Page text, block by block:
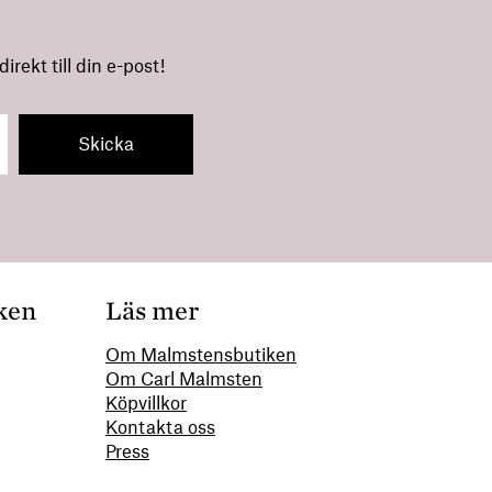
till din e-post!
Läs mer
Om Malmstensbutiken
Om Carl Malmsten
Köpvillkor
Kontakta oss
Press